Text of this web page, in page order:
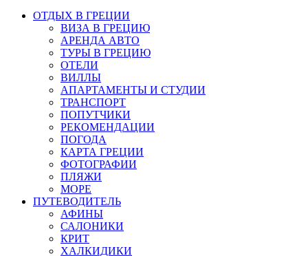
ОТДЫХ В ГРЕЦИИ
ВИЗА В ГРЕЦИЮ
АРЕНДА АВТО
ТУРЫ В ГРЕЦИЮ
ОТЕЛИ
ВИЛЛЫ
АПАРТАМЕНТЫ И СТУДИИ
ТРАНСПОРТ
ПОПУТЧИКИ
РЕКОМЕНДАЦИИ
ПОГОДА
КАРТА ГРЕЦИИ
ФОТОГРАФИИ
ПЛЯЖИ
МОРЕ
ПУТЕВОДИТЕЛЬ
АФИНЫ
САЛОНИКИ
КРИТ
ХАЛКИДИКИ